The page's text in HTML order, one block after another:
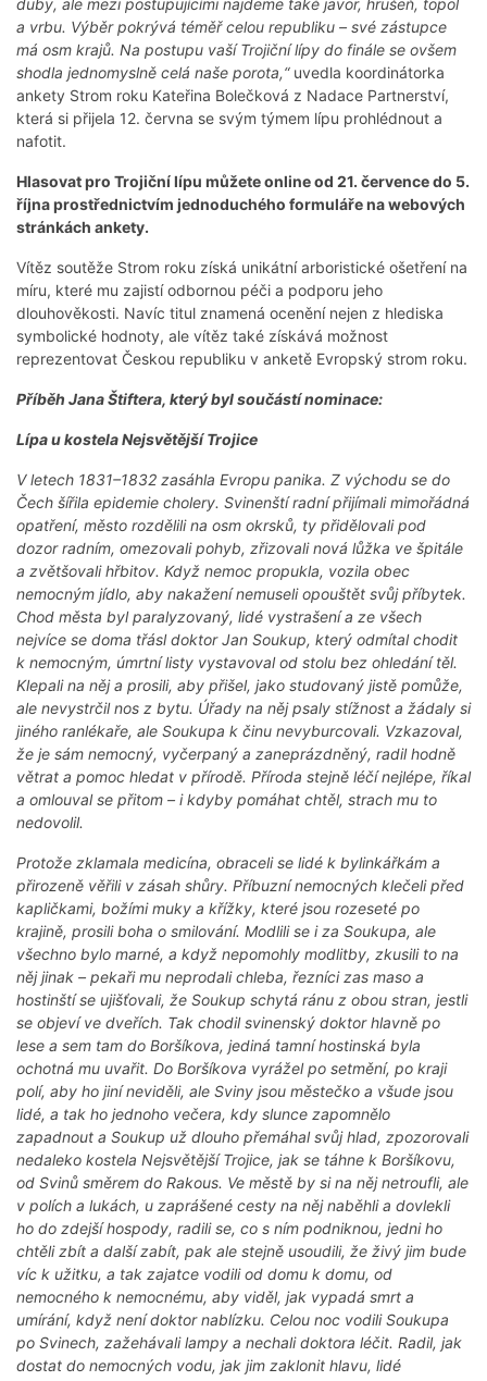
duby, ale mezi postupujícími najdeme také javor, hrušeň, topol
a vrbu. Výběr pokrývá téměř celou republiku – své zástupce
má osm krajů. Na postupu vaší Trojiční lípy do finále se ovšem
shodla jednomyslně celá naše porota,“ uvedla koordinátorka
ankety Strom roku Kateřina Bolečková z Nadace Partnerství,
která si přijela 12. června se svým týmem lípu prohlédnout a
nafotit.
Hlasovat pro Trojiční lípu můžete online od 21. červencedo 5.
října prostřednictvím jednoduchého formuláře na webových
stránkách ankety.
Vítěz soutěže Strom roku získá unikátní arboristické ošetření na
míru, které mu zajistí odbornou péči a podporu jeho
dlouhověkosti. Navíc titul znamená ocenění nejen z hlediska
symbolické hodnoty, ale vítěz také získává možnost
reprezentovat Českou republiku v anketě Evropský strom roku.
Příběh Jana Štiftera, který byl součástí nominace:
Lípa u kostela Nejsvětější Trojice
V letech 1831–1832 zasáhla Evropu panika. Z východu se do
Čech šířila epidemie cholery. Svinenští radní přijímali mimořádná
opatření, město rozdělili na osm okrsků, ty přidělovali pod
dozor radním, omezovali pohyb, zřizovali nová lůžka ve špitále
a zvětšovali hřbitov. Když nemoc propukla, vozila obec
nemocným jídlo, aby nakažení nemuseli opouštět svůj příbytek.
Chod města byl paralyzovaný, lidé vystrašení a ze všech
nejvíce se doma třásl doktor Jan Soukup, který odmítal chodit
k nemocným, úmrtní listy vystavoval od stolu bez ohledání těl.
Klepali na něj a prosili, aby přišel, jako studovaný jistě pomůže,
ale nevystrčil nos z bytu. Úřady na něj psaly stížnost a žádaly si
jiného ranlékaře, ale Soukupa k činu nevyburcovali. Vzkazoval,
že je sám nemocný, vyčerpaný a zaneprázdněný, radil hodně
větrat a pomoc hledat v přírodě. Příroda stejně léčí nejlépe, říkal
a omlouval se přitom – i kdyby pomáhat chtěl, strach mu to
nedovolil.
Protože zklamala medicína, obraceli se lidé k bylinkářkám a
přirozeně věřili v zásah shůry. Příbuzní nemocných klečeli před
kapličkami, božími muky a křížky, které jsou rozeseté po
krajině, prosili boha o smilování. Modlili se i za Soukupa, ale
všechno bylo marné, a když nepomohly modlitby, zkusili to na
něj jinak – pekaři mu neprodali chleba, řezníci zas maso a
hostinští se ujišťovali, že Soukup schytá ránu z obou stran, jestli
se objeví ve dveřích. Tak chodil svinenský doktor hlavně po
lese a sem tam do Boršíkova, jediná tamní hostinská byla
ochotná mu uvařit. Do Boršíkova vyrážel po setmění, po kraji
polí, aby ho jiní neviděli, ale Sviny jsou městečko a všude jsou
lidé, a tak ho jednoho večera, kdy slunce zapomnělo
zapadnout a Soukup už dlouho přemáhal svůj hlad, zpozorovali
nedaleko kostela Nejsvětější Trojice, jak se táhne k Boršíkovu,
od Svinů směrem do Rakous. Ve městě by si na něj netroufli, ale
v polích a lukách, u zaprášené cesty na něj naběhli a dovlekli
ho do zdejší hospody, radili se, co s ním podniknou, jedni ho
chtěli zbít a další zabít, pak ale stejně usoudili, že živý jim bude
víc k užitku, a tak zajatce vodili od domu k domu, od
nemocného k nemocnému, aby viděl, jak vypadá smrt a
umírání, když není doktor nablízku. Celou noc vodili Soukupa
po Svinech, zažehávali lampy a nechali doktora léčit. Radil, jak
dostat do nemocných vodu, jak jim zaklonit hlavu, lidé